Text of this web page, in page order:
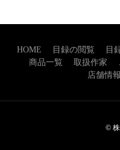
HOME 目録の閲覧 目
商品一覧
取扱作家
店舗情報
©